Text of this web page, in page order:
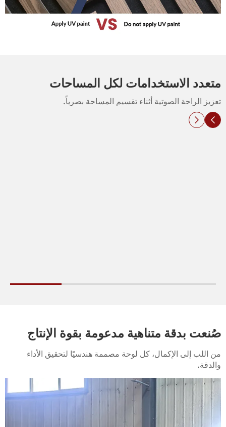
متعدد الاستخدامات لكل المساحات
تعزيز الراحة الصوتية أثناء تقسيم المساحة بصرياً.
صُنعت بدقة متناهية مدعومة بقوة الإنتاج
من اللب إلى الإكمال، كل لوحة مصممة هندسيًا لتحقيق الأداء
والدقة.